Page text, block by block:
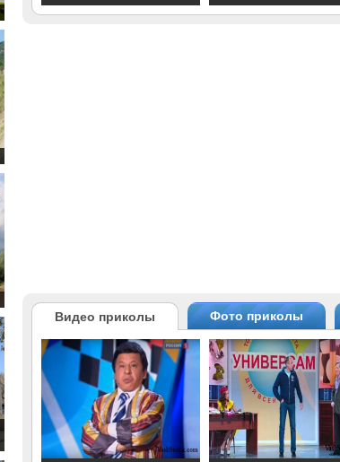
Видео приколы Фото приколы